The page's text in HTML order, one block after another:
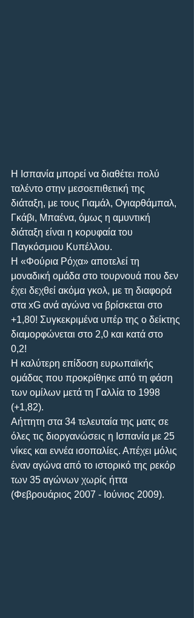
Η Ισπανία μπορεί να διαθέτει πολύ
ταλέντο στην μεσοεπιθετική της
διάταξη, με τους Γιαμάλ, Ογιαρθάμπαλ,
Γκάβι, Μπαένα, όμως η αμυντική
διάταξη είναι η κορυφαία του
Παγκόσμιου Κυπέλλου.
Η «Φούρια Ρόχα» αποτελεί τη
μοναδική ομάδα στο τουρνουά που δεν
έχει δεχθεί ακόμα γκολ, με τη διαφορά
στα xG ανά αγώνα να βρίσκεται στο
+1,80! Συγκεκριμένα υπέρ της ο δείκτης
διαμορφώνεται στο 2,0 και κατά στο
0,2!
Η καλύτερη επίδοση ευρωπαϊκής
ομάδας που προκρίθηκε από τη φάση
των ομίλων μετά τη Γαλλία το 1998
(+1,82).
Αήττητη στα 34 τελευταία της ματς σε
όλες τις διοργανώσεις η Ισπανία με 25
νίκες και εννέα ισοπαλίες. Απέχει μόλις
έναν αγώνα από το ιστορικό της ρεκόρ
των 35 αγώνων χωρίς ήττα
(Φεβρουάριος 2007 - Ιούνιος 2009).